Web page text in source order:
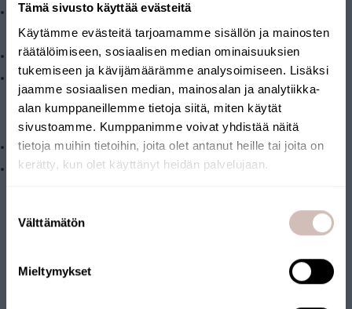
Tämä sivusto käyttää evästeitä
Käytämme evästeitä tarjoamamme sisällön ja mainosten
räätälöimiseen, sosiaalisen median ominaisuuksien
tukemiseen ja kävijämäärämme analysoimiseen. Lisäksi
jaamme sosiaalisen median, mainosalan ja analytiikka-
alan kumppaneillemme tietoja siitä, miten käytät
sivustoamme. Kumppanimme voivat yhdistää näitä
tietoja muihin tietoihin, joita olet antanut heille tai joita on
kerätty, kun olet käyttänyt heidän palvelujaan.
valinta
Välttämätön
Mieltymykset
Productafmetingen: H 34 cm x B 18 cm + muurbevestiging H 13
cm
Bedrijfstemperatuur: 2-30 °C
Raadpleeg de gebruikershandleiding. Deze vindt u op het
Systeemvereisten
Constante toevoerdruk, 2-10 bar.
Watertoevoer naar de zuiveraar. Geïnstalleerd in de
Winteropslag
In de winter worden, als de temperaturen onder de 2 °C dalen,
de waterleidingen afgesloten en de filterhuizen leeggemaakt
om vorstschade te voorkomen.
Leveringsland